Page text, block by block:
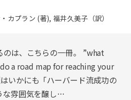
カプラン (著), 福井久美子（訳）
は、こちらの一冊。 ”what
a road map for reaching your
いかにも「ハーバード流成功の
な雰囲気を醸し…